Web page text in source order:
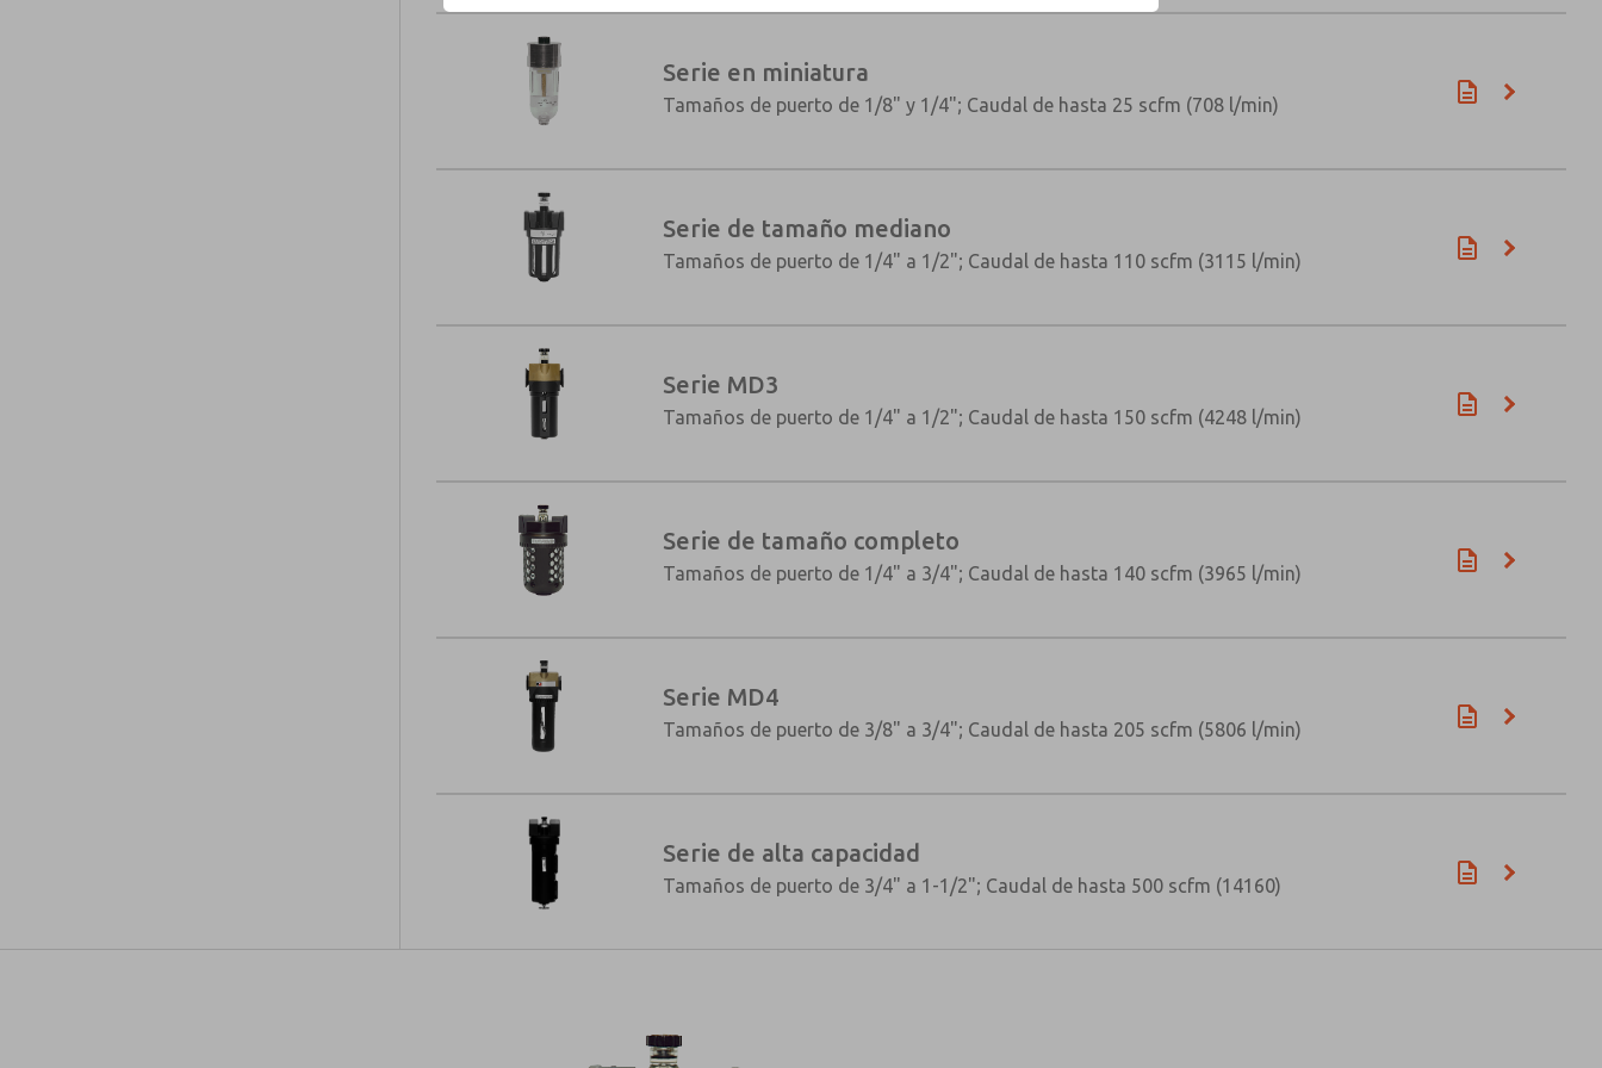
Serie en miniatura
Tamaños de puerto de 1/8" y 1/4"; Caudal de hasta 25 scfm (708 l/min)
Serie de tamaño mediano
Tamaños de puerto de 1/4" a 1/2"; Caudal de hasta 110 scfm (3115 l/min)
Serie MD3
Tamaños de puerto de 1/4" a 1/2"; Caudal de hasta 150 scfm (4248 l/min)
Serie de tamaño completo
Tamaños de puerto de 1/4" a 3/4"; Caudal de hasta 140 scfm (3965 l/min)
Serie MD4
Tamaños de puerto de 3/8" a 3/4"; Caudal de hasta 205 scfm (5806 l/min)
Serie de alta capacidad
Tamaños de puerto de 3/4" a 1-1/2"; Caudal de hasta 500 scfm (14160)
×